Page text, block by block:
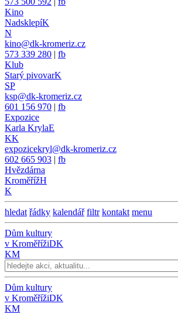
Kino
NadsklepíK
N
kino@dk-kromeriz.cz
573 339 280 | fb
Klub
Starý pivovarK
SP
ksp@dk-kromeriz.cz
601 156 970 | fb
Expozice
Karla KrylaE
KK
expozicekryl@dk-kromeriz.cz
602 665 903 | fb
Hvězdárna
KroměřížH
K
hledat řádky kalendář filtr kontakt menu
Dům kultury
v KroměřížiDK
KM
Dům kultury
v KroměřížiDK
KM